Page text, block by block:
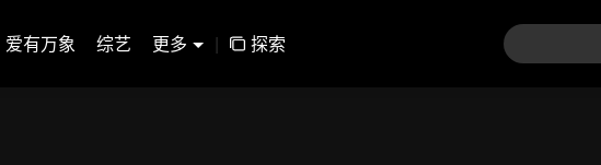
爱有万象 综艺 更多 | 探索